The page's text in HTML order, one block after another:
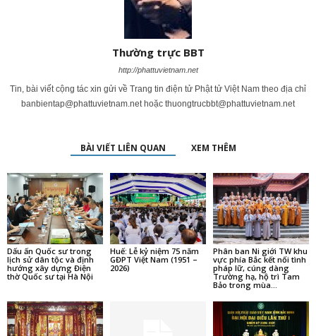
Thường trực BBT
http://phattuvietnam.net
Tin, bài viết cộng tác xin gửi về Trang tin điện tử Phật tử Việt Nam theo địa chỉ
banbientap@phattuvietnam.net hoặc thuongtrucbbt@phattuvietnam.net
BÀI VIẾT LIÊN QUAN XEM THÊM
Dấu ấn Quốc sư trong
lịch sử dân tộc và định
hướng xây dựng Điện
thờ Quốc sư tại Hà Nội
Huế: Lễ kỷ niệm 75 năm
GĐPT Việt Nam (1951 –
2026)
Phân ban Ni giới TW khu
vực phía Bắc kết nối tình
pháp lữ, cúng dàng
Trường hạ, hộ trì Tam
Bảo trong mùa...